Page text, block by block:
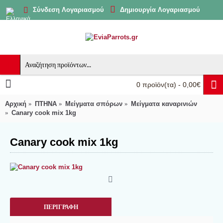
Σύνδεση Λογαριασμού Δημιουργία Λογαριασμού
0 προϊόν(τα) - 0,00€
Αρχική ΠΤΗΝΑ Μείγματα σπόρων
Μείγματα καναρινιών
Canary cook mix 1kg
Canary cook mix 1kg
ΠΕΡΙΓΡΑΦΉ